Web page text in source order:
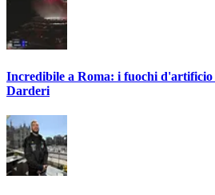
Incredibile a Roma: i fuochi
Darderi